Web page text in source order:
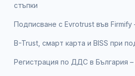
стъпки
Подписване с Evrotrust във Firmify
B-Trust, смарт карта и BISS при
Регистрация по ДДС в България –